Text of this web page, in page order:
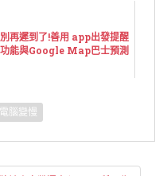
別再遲到了!善用 app出發提醒
功能與Google Map巴士預測
電腦變慢